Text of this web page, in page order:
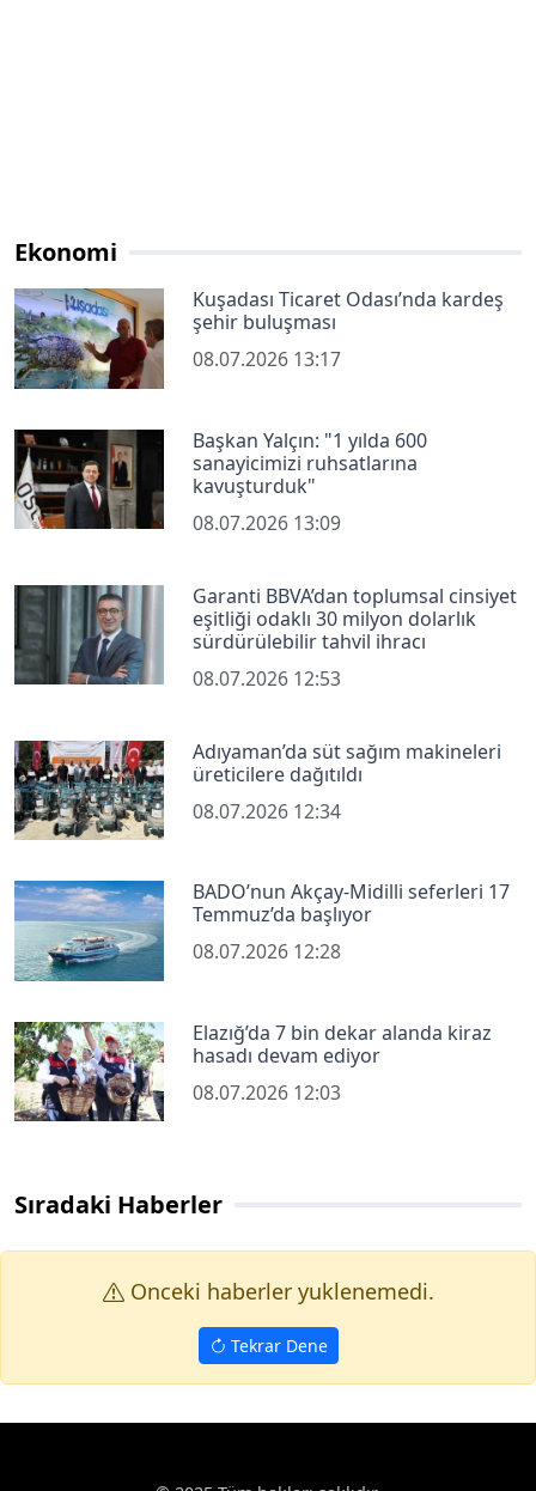
Ekonomi
Kuşadası Ticaret Odası’nda kardeş
şehir buluşması
08.07.2026 13:17
Başkan Yalçın: "1 yılda 600
sanayicimizi ruhsatlarına
kavuşturduk"
08.07.2026 13:09
Garanti BBVA’dan toplumsal cinsiyet
eşitliği odaklı 30 milyon dolarlık
sürdürülebilir tahvil ihracı
08.07.2026 12:53
Adıyaman’da süt sağım makineleri
üreticilere dağıtıldı
08.07.2026 12:34
BADO’nun Akçay-Midilli seferleri 17
Temmuz’da başlıyor
08.07.2026 12:28
Elazığ’da 7 bin dekar alanda kiraz
hasadı devam ediyor
08.07.2026 12:03
Sıradaki Haberler
Onceki haberler yuklenemedi.
Tekrar Dene